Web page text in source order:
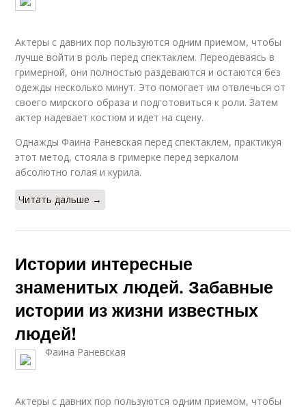
Актеры с давних пор пользуются одним приемом, чтобы
лучше войти в роль перед спектаклем. Переодеваясь в
гримерной, они полностью раздеваются и остаются без
одежды несколько минут. Это помогает им отвлечься от
своего мирского образа и подготовиться к роли. Затем
актер надевает костюм и идет на сцену.
Однажды Фаина Раневская перед спектаклем, практикуя
этот метод, стояла в гримерке перед зеркалом
абсолютно голая и курила.
Читать дальше →
Истории интересные
знаменитых людей. Забавные
истории из жизни известных
людей!
Фаина Раневская
Актеры с давних пор пользуются одним приемом, чтобы